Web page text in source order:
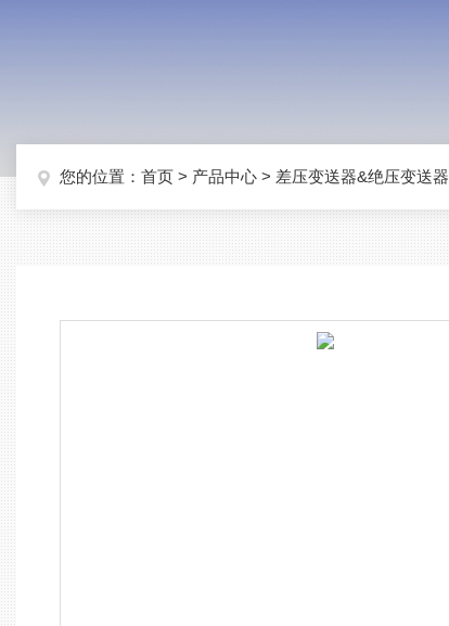
您的位置： 首页 > 产品中心 > 差压变送器&绝压变送器